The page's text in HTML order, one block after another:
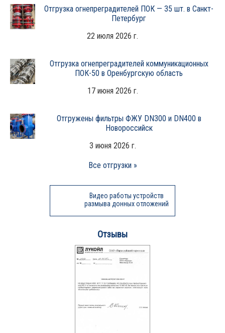
Отгрузка огнепреградителей ПОК — 35 шт. в Санкт-
Петербург
22 июля 2026 г.
Отгрузка огнепреградителей коммуникационных
ПОК-50 в Оренбургскую область
17 июня 2026 г.
Отгружены фильтры ФЖУ DN300 и DN400 в
Новороссийск
3 июня 2026 г.
Все отгрузки »
Видео работы устройств
размыва донных отложений
Отзывы